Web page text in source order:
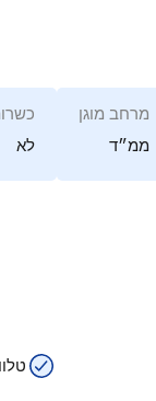
מרחב מוגן
ממ״ד
לא